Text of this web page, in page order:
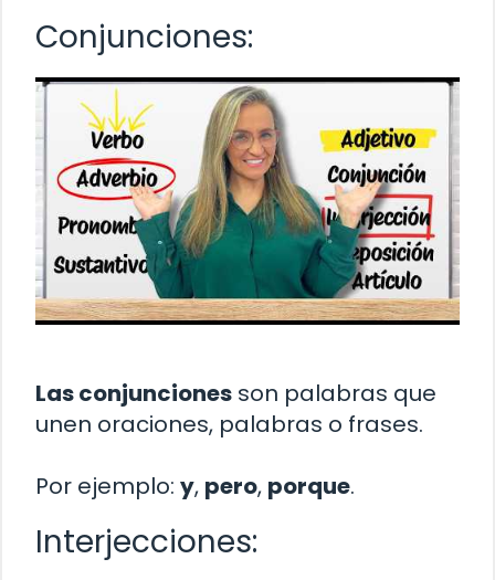
Conjunciones:
Las conjunciones son palabras que
unen oraciones, palabras o frases.
Por ejemplo: y, pero, porque.
Interjecciones: